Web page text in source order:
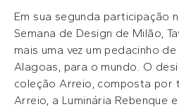
Em sua segunda participação
Semana de Design de Milão,
mais uma vez um pedacinho
Alagoas, para o mundo. O
coleção Arreio, composta por
Arreio, a Luminária Rebenque